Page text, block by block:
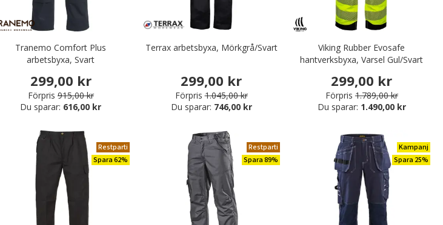
Tranemo Comfort Plus
arbetsbyxa, Svart
299,00 kr
Förpris 915,00 kr
Du sparar: 616,00 kr
Terrax arbetsbyxa, Mörkgrå/Svart
299,00 kr
Förpris 1.045,00 kr
Du sparar: 746,00 kr
Viking Rubber Evosafe
hantverksbyxa, Varsel Gul/Svart
299,00 kr
Förpris 1.789,00 kr
Du sparar: 1.490,00 kr
Restparti
Spara 62%
Restparti
Spara 89%
Kampanj
Spara 25%